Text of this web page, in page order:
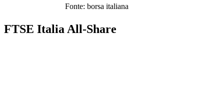
Fonte: borsa italiana
FTSE Italia All-Share